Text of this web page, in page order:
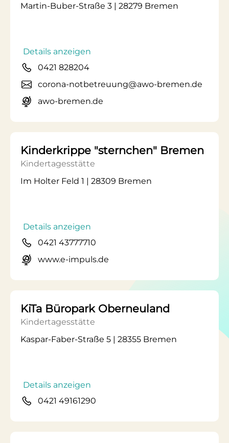
Martin-Buber-Straße 3 | 28279 Bremen
Details anzeigen
0421 828204
corona-notbetreuung@awo-bremen.de
awo-bremen.de
Kinderkrippe "sternchen" Bremen
Kindertagesstätte
Im Holter Feld 1 | 28309 Bremen
Details anzeigen
0421 43777710
www.e-impuls.de
KiTa Büropark Oberneuland
Kindertagesstätte
Kaspar-Faber-Straße 5 | 28355 Bremen
Details anzeigen
0421 49161290